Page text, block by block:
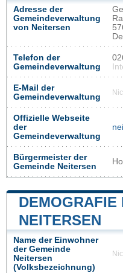
Adresse der
Gemeindeverwaltung
von Neitersen
Telefon der
Gemeindeverwaltung
E-Mail der
Gemeindeverwaltung
Offizielle Webseite
der
Gemeindeverwaltung
Bürgermeister der
Gemeinde Neitersen
DEMOGRAFIE
NEITERSEN
Name der Einwohner
der Gemeinde
Neitersen
(Volksbezeichnung)